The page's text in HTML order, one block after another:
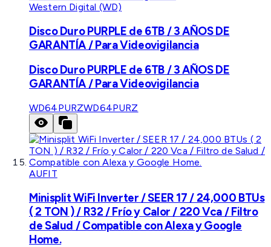
Western Digital (WD)
Disco Duro PURPLE de 6TB / 3 AÑOS DE
GARANTÍA / Para Videovigilancia
Disco Duro PURPLE de 6TB / 3 AÑOS DE
GARANTÍA / Para Videovigilancia
WD64PURZWD64PURZ
AUFIT
Minisplit WiFi Inverter / SEER 17 / 24,000 BTUs
( 2 TON ) / R32 / Frío y Calor / 220 Vca / Filtro
de Salud / Compatible con Alexa y Google
Home.